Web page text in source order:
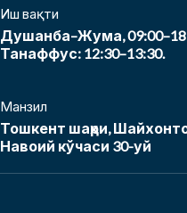
Иш вақти
Душанба–Жума,
Танаффус: 12:30–13:30.
Манзил
Тошкент шаҳри,
Навоий кўчаси 30-уй